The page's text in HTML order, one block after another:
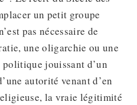
un petit groupe
pas nécessaire de
une oligarchie ou une
jouissant d’un
autorité venant d’en
la vraie légitimité